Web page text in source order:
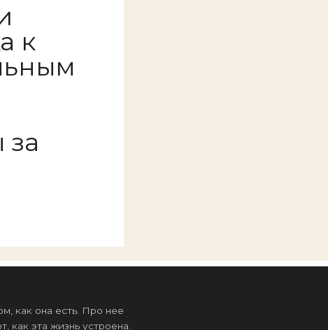
к
как она есть. Про нее
как эта жизнь устроена.